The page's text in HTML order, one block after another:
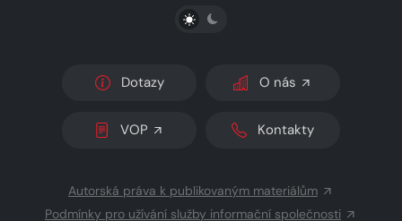
PŘEPNOUT SVĚTLÝ/TMAVÝ REŽIM
Dotazy O nás
VOP Kontakty
Autorská práva k publikovaným materiálům
Podmínky pro užívání služby informační společnosti